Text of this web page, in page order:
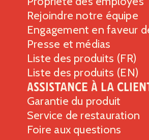
Fibres alimentaires 14g
Sucres totaux 0g
Comprend 0g de sucres
Protéines10g
Vitamine D 0mcg
Calcium 23mg
Fer 4mg
Potassium 437mg
Rejoindre notre équipe
Engagement en faveur
Presse et médias
Liste des produits (FR)
Liste des produits (EN)
Assistance à la
Garantie du produit
Service de restauration
Foire aux questions